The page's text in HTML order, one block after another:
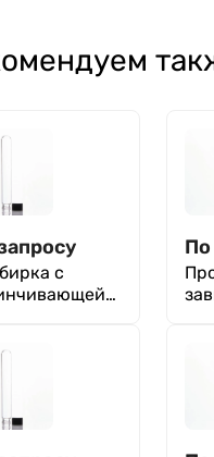
с
По